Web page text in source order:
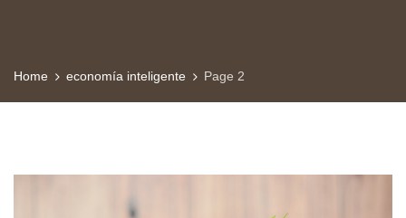
Home economía inteligente Page 2